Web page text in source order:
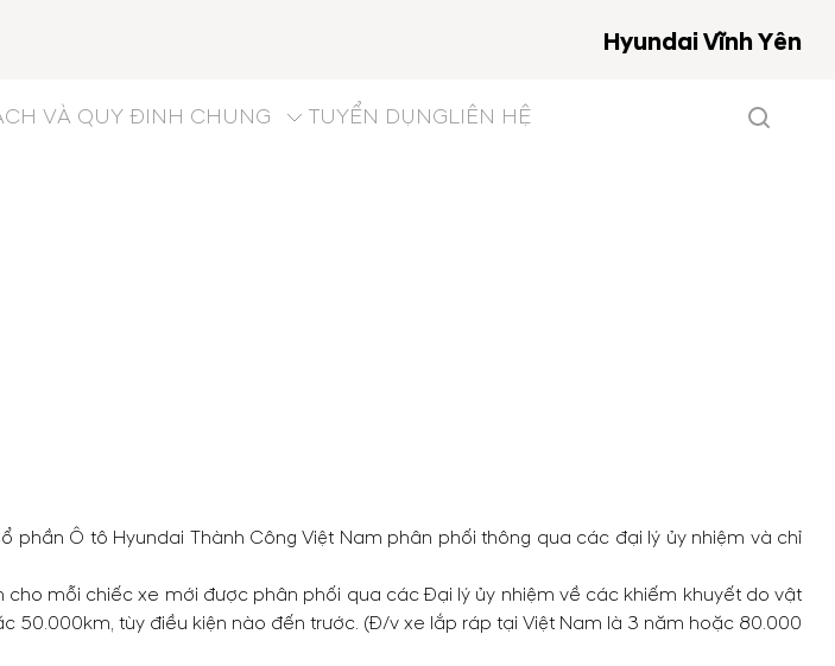
Hyundai Vĩnh Yên
VÀ QUY ĐINH CHUNG TUYỂN DỤNGLIÊN HỆ
Ô tô Hyundai Thành Công Việt Nam phân phối thông qua các đại lý ủy nhiệm và chỉ
mỗi chiếc xe mới được phân phối qua các Đại lý ủy nhiệm về các khiếm khuyết do vật
50.000km, tùy điều kiện nào đến trước. (Đ/v xe lắp ráp tại Việt Nam là 3 năm hoặc 80.000